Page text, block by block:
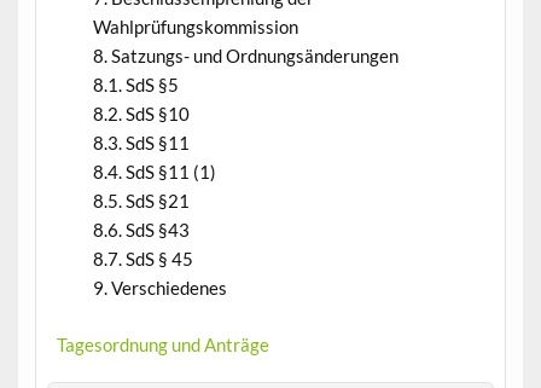
Wahlprüfungskommission
Satzungs- und Ordnungsänderungen
8.1. SdS §5
8.2. SdS §10
8.3. SdS §11
8.4. SdS §11 (1)
8.5. SdS §21
8.6. SdS §43
8.7. SdS § 45
Verschiedenes
Tagesordnung und Anträge